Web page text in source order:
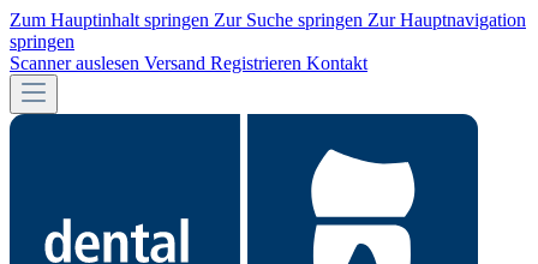
Zum Hauptinhalt springen Zur Suche springen Zur Hauptnavigation
springen
Scanner auslesen Versand Registrieren Kontakt